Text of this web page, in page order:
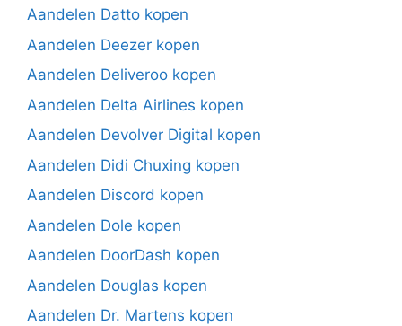
Aandelen Datto kopen
Aandelen Deezer kopen
Aandelen Deliveroo kopen
Aandelen Delta Airlines kopen
Aandelen Devolver Digital kopen
Aandelen Didi Chuxing kopen
Aandelen Discord kopen
Aandelen Dole kopen
Aandelen DoorDash kopen
Aandelen Douglas kopen
Aandelen Dr. Martens kopen